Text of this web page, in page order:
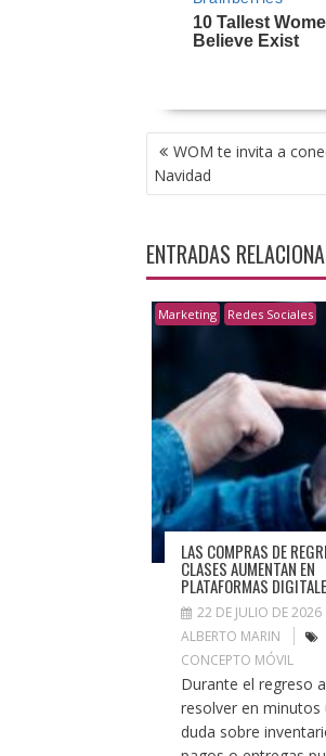
NAVEGACIÓN
DE
ENTRADAS
WOM te invita a
Navidad
ENTRADAS
Marketing Redes Sociales
LAS COMPRAS DE
CLASES AUMENTAN EN
PLATAFORMAS
22 DE JULIO DE 2026
ALBERTO MARIN
CONCEPTO MÓVIL
Durante el regreso
resolver en minutos
duda sobre